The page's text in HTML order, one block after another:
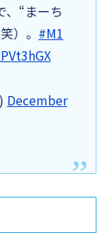
、“まーち
）。 #M1
December